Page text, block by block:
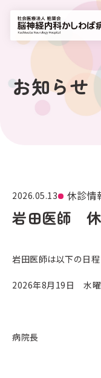
お知らせ
2026.05.13 休診情
岩田医師
岩田医師は以下の日程
2026年8月19日 水曜
病院長